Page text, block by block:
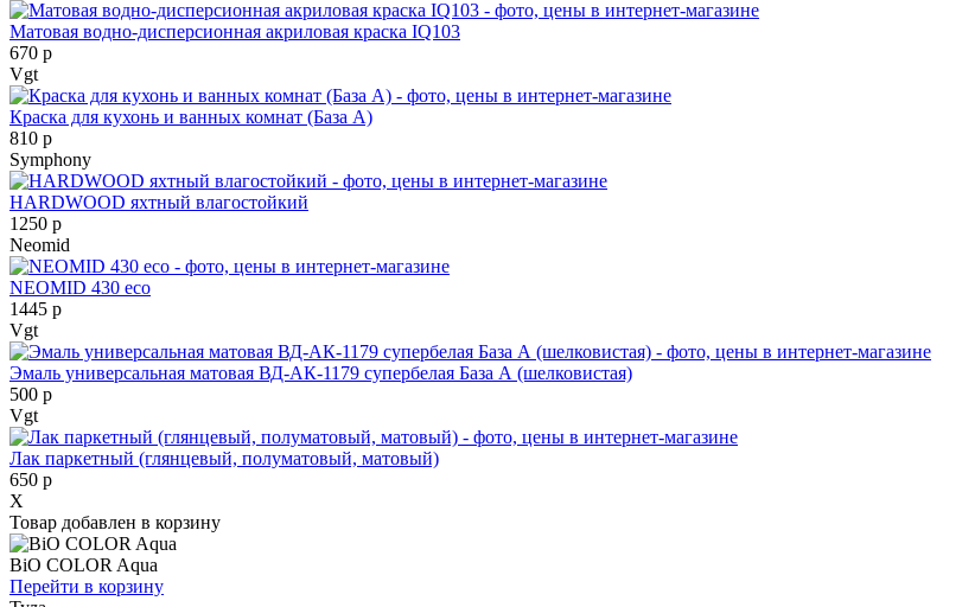
Матовая водно-дисперсионная акриловая краска IQ103
670 р
Vgt
Краска для кухонь и ванных комнат (База А)
810 р
Symphony
HARDWOOD яхтный влагостойкий
1250 р
Neomid
NEOMID 430 eco
1445 р
Vgt
Эмаль универсальная матовая ВД-АК-1179 супербелая База А (шелковистая)
500 р
Vgt
Лак паркетный (глянцевый, полуматовый, матовый)
650 р
X
Товар добавлен в корзину
BiO COLOR Aqua
Перейти в корзину